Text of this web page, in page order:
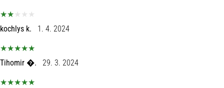
kochlys k. 1. 4. 2024
Tihomir �. 29. 3. 2024